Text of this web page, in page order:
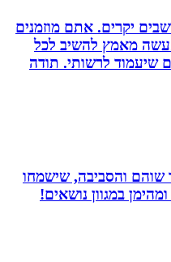
יקרים. אתם מוזמנים
מאמץ להשיב לכל
לרשותי. תודה
והסביבה, שישמחו
במגוון נושאים!